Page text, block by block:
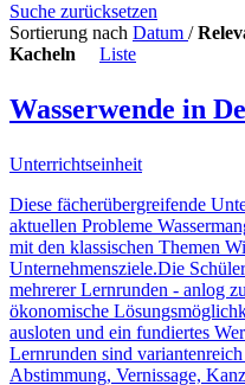
Suche zurücksetzen
Sortierung nach Datum /
Kacheln
Liste
Wasserwende in
Unterrichtseinheit
Diese fächerübergreifende
aktuellen Probleme
mit den klassischen Themen
Unternehmensziele.Die
mehrerer Lernrunden - anlog
ökonomische
ausloten und ein fundiertes
Lernrunden sind
Abstimmung, Vernissage,